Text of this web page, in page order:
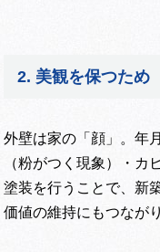
2. 美観を保つため
外壁は家の「顔」。年
（粉がつく現象）・カ
塗装を行うことで、新
価値の維持にもつなが